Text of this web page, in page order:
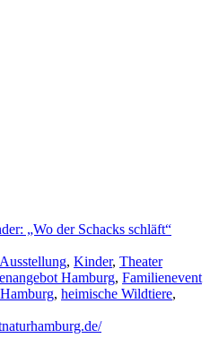
„Wo der Schacks schläft“
Ausstellung, Kinder, Theater
Hamburg, Familienevent
, heimische Wildtiere,